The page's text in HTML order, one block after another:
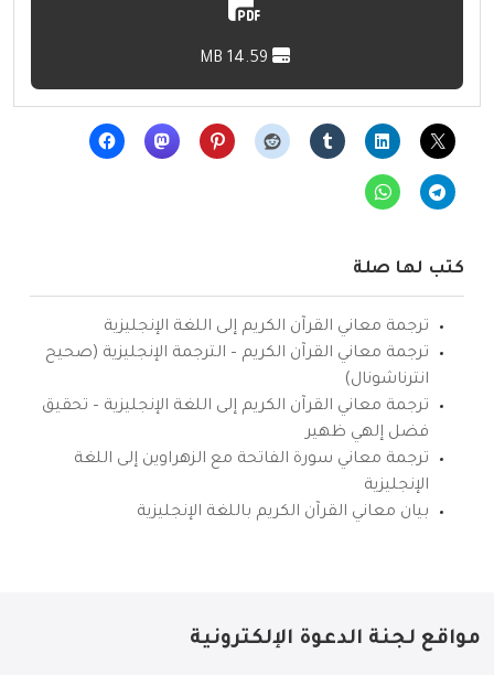
كتب لها صلة
ترجمة معاني القرآن الكريم إلى اللغة الإنجليزية
ترجمة معاني القرآن الكريم – الترجمة الإنجليزية (صحيح
انترناشونال)
ترجمة معاني القرآن الكريم إلى اللغة الإنجليزية – تحقيق
فضل إلهي ظهير
ترجمة معاني سورة الفاتحة مع الزهراوين إلى اللغة
الإنجليزية
بيان معاني القرآن الكريم باللغة الإنجليزية
مواقع لجنة الدعوة الإلكترونية